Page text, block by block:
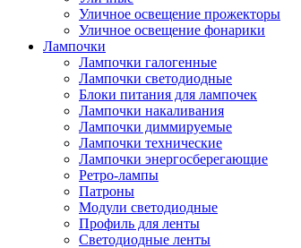
Уличное освещение прожекторы
Уличное освещение фонарики
Лампочки
Лампочки галогенные
Лампочки светодиодные
Блоки питания для лампочек
Лампочки накаливания
Лампочки диммируемые
Лампочки технические
Лампочки энергосберегающие
Ретро-лампы
Патроны
Модули светодиодные
Профиль для ленты
Светодиодные ленты